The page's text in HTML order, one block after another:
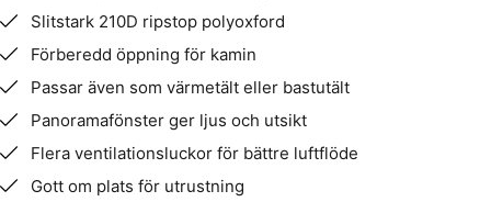
Slitstark 210D ripstop polyoxford
Förberedd öppning för kamin
Passar även som värmetält eller bastutält
Panoramafönster ger ljus och utsikt
Flera ventilationsluckor för bättre luftflöde
Gott om plats för utrustning